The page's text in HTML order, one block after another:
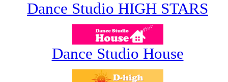
Dance Studio HIGH STARS
Dance Studio House